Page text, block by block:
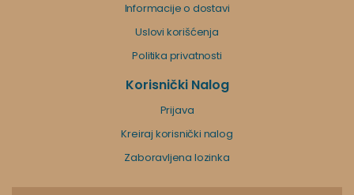
Informacije o dostavi
Uslovi korišćenja
Politika privatnosti
Korisnički Nalog
Prijava
Kreiraj korisnički nalog
Zaboravljena lozinka